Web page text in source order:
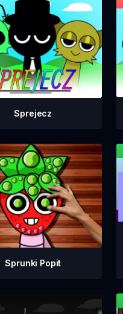
Sprejecz
Sprunki Popit